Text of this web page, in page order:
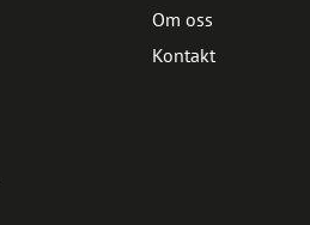
Om oss
Kontakt